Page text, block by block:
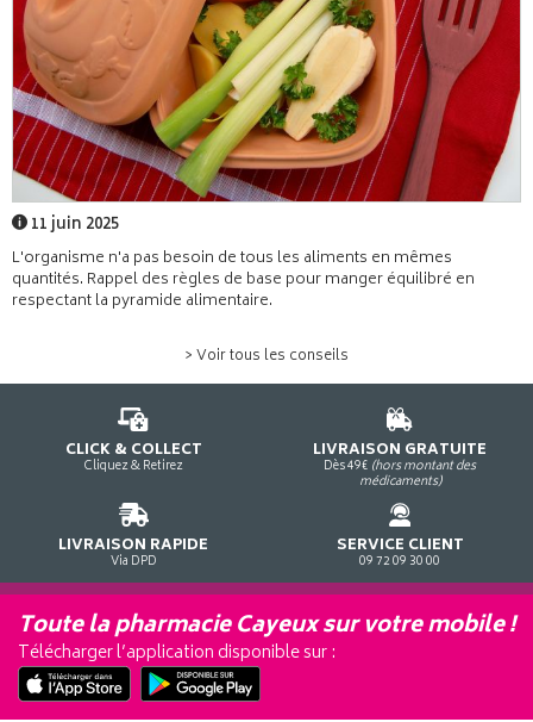
11 juin 2025
L'organisme n'a pas besoin de tous les aliments en mêmes
quantités. Rappel des règles de base pour manger équilibré en
respectant la pyramide alimentaire.
> Voir tous les conseils
CLICK & COLLECT
Cliquez & Retirez
LIVRAISON GRATUITE
Dès 49€ (hors montant des
médicaments)
LIVRAISON RAPIDE
Via DPD
SERVICE CLIENT
09 72 09 30 00
Toute la pharmacie Cayeux sur votre mobile !
Télécharger l’application disponible sur :